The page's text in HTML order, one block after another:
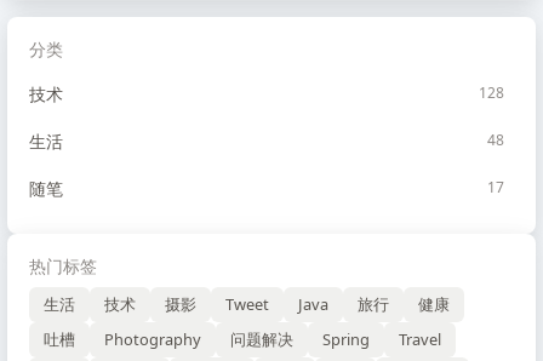
分类
技术
128
生活 48
随笔 17
热门标签
生活 技术 摄影 Tweet Java 旅行
健康
吐槽
Photography 问题解决 Spring
Travel